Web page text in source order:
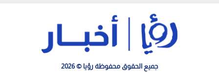
جميع الحقوق محفوظة رؤيا © 2026